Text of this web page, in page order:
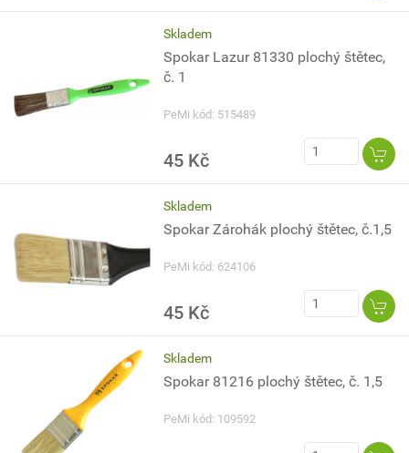
Skladem
Spokar Lazur 81330 plochý štětec,
č. 1
PeMi kód: 515489
45 Kč
Skladem
Spokar Zárohák plochý štětec, č.1,5
PeMi kód: 624106
45 Kč
Skladem
Spokar 81216 plochý štětec, č. 1,5
PeMi kód: 109592